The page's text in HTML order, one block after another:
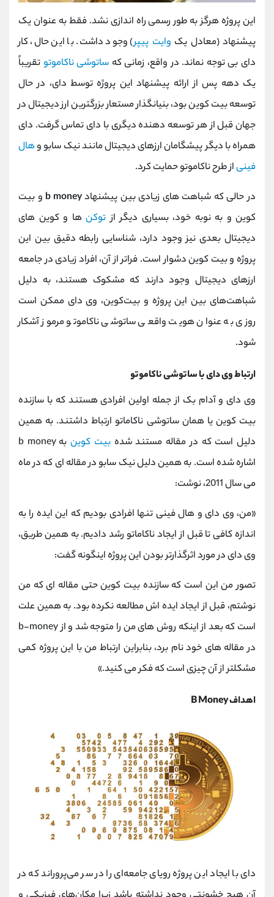
این پروژه هرگز به طور رسمی راه اندازی نشد. فقط به عنوان یک
پیشنهاد (معادل یک وایت پیپر) وجود داشت. با این حال، کار
دای بی توجه نماند. در واقع، زمانی که ساتوشی ناکاموتو تقریباً
یک دهه پس از ارائه پیشنهاد این پروژه توسط دای، در حال
توسعه بیت کوین بود، بنیانگذار مستعار بزرگترین ارز دیجیتال در
جهان قبل از هر توسعه دهنده دیگری با دای تماس گرفت. دای
همراه با دیگر پیشگامان ارزهای دیجیتال مانند نیک سابو وهال
فینیاز طرح ناکاموتو حمایت کرد.
در حالی که شباهت های زیادی بین پیشنهادb money و بیت
کوین و به نوبه خود، بسیاری دیگر از توکن ها و کوین های
دیجیتال بعدی نیز وجود دارد، شناسایی رابطه دقیق بین این
پروژه و بیت کوین دشوار است. فراتر از آن، افراد زیادی در جامعه
ارزهای دیجیتال وجود دارند که مشکوک هستند، به دلیل
شباهت‌های بین این پروژه و بیت‌کوین، وی دای ممکن است
روزی به عنوان هویت واقعی ساتوشی ناکاموتو مرموز آشکار
شود.
ارتباط وی دای با ساتوشی ناکاموتو
وی دای و آدام بک از جمله اولین افرادی هستند که با سازنده
بیت کوین یا همان ساتوشی ناکاماتو ارتباط داشتند. به همین
دلیل است که در مقاله مستند شدهبیت کوینبهb money
اشاره شده است. به همین دلیل نیک سابو در مقاله ای که در ماه
می سال 2011، نوشت:
«من، وی دای و هال فینی تنها افرادی بودیم که این ایده را به
اندازه کافی تا قبل از ایجاد ناکاماتو رشد دادیم. به همین طریق،
وی دای در مورد اثرگذارتر بودناین پروژه اینگونه گفت:
تصور من این است که سازنده بیت کوین حتی مقاله ای که من
نوشتم، قبل از ایجاد ایده اش مطالعه نکرده بود. به همین علت
است که بعد از اینکه روش های من را متوجه شد و ازb-money
در مقاله های خود نام برد، بنابراین ارتباط من با این پروژه کمی
مشکلتر از آن چیزی است که فکر می کنید.»
اهداف B Money
دای با ایجاد این پروژه رویای جامعه‌ای را در سر می‌پروراند که در